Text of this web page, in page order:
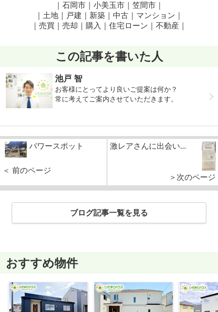
｜石岡市｜小美玉市｜笠間市
｜土地｜戸建｜新築｜中古｜マンション｜
｜売買｜売却｜購入｜住宅ローン｜不動産｜
この記事を書いた人
池戸 智
お客様にとってより良いご提案は何か？
常に考えてご案内させていただきます。
パワースポット
＜ 前のページ
激レアさんに出会い...
＞次のページ
ブログ記事一覧を見る
おすすめ物件